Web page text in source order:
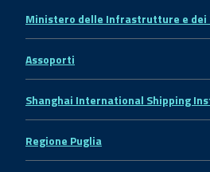
Ministero delle Infrastrutture e dei
Assoporti
Shanghai International Shipping
Regione Puglia